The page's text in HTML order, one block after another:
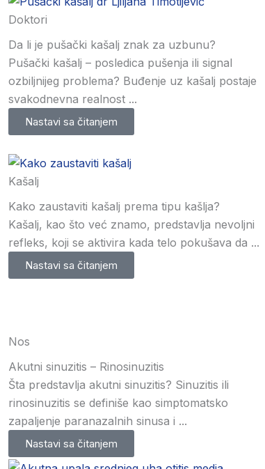
Doktori
Da li je pušački kašalj znak za uzbunu?
Pušački kašalj – posledica pušenja ili signal
ozbiljnijeg problema? Buđenje uz kašalj postaje
svakodnevna realnost ...
Nastavi sa čitanjem
Kašalj
Kako zaustaviti kašalj prema tipu kašlja?
Kašalj, kao što već znamo, predstavlja nevoljni
refleks, koji se aktivira kada telo pokušava da ...
Nastavi sa čitanjem
Nos
Akutni sinuzitis – Rinosinuzitis
Šta predstavlja akutni sinuzitis? Sinuzitis ili
rinosinuzitis se definiše kao simptomatsko
zapaljenje paranazalnih sinusa i ...
Nastavi sa čitanjem